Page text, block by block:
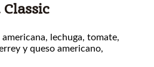
Classic
lechuga, tomate,
y queso americano,